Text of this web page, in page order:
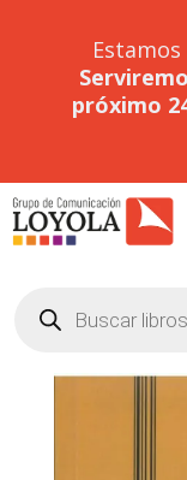
próximo
productos